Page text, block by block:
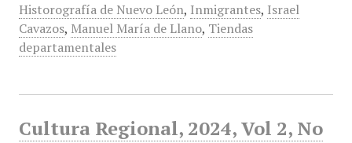
Historografía de Nuevo León, Inmigrantes, Israel
Cavazos, Manuel María de Llano, Tiendas
departamentales
Cultura Regional, 2024, Vol 2, No